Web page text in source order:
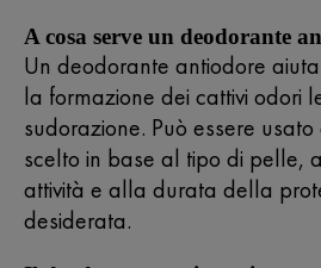
A cosa serve un deodorante
Un deodorante antiodore
la formazione dei cattivi odori
sudorazione. Può essere
scelto in base al tipo di pelle,
attività e alla durata della
desiderata.